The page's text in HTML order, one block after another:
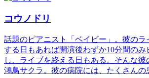
コウノドリ
話題のピアニスト「ベイビー」。彼のラ
する日もあれば開演後わずか10分間のみ
し、ライブを終える日もある。そんな
鴻鳥サクラ。彼の病院には、たくさんの